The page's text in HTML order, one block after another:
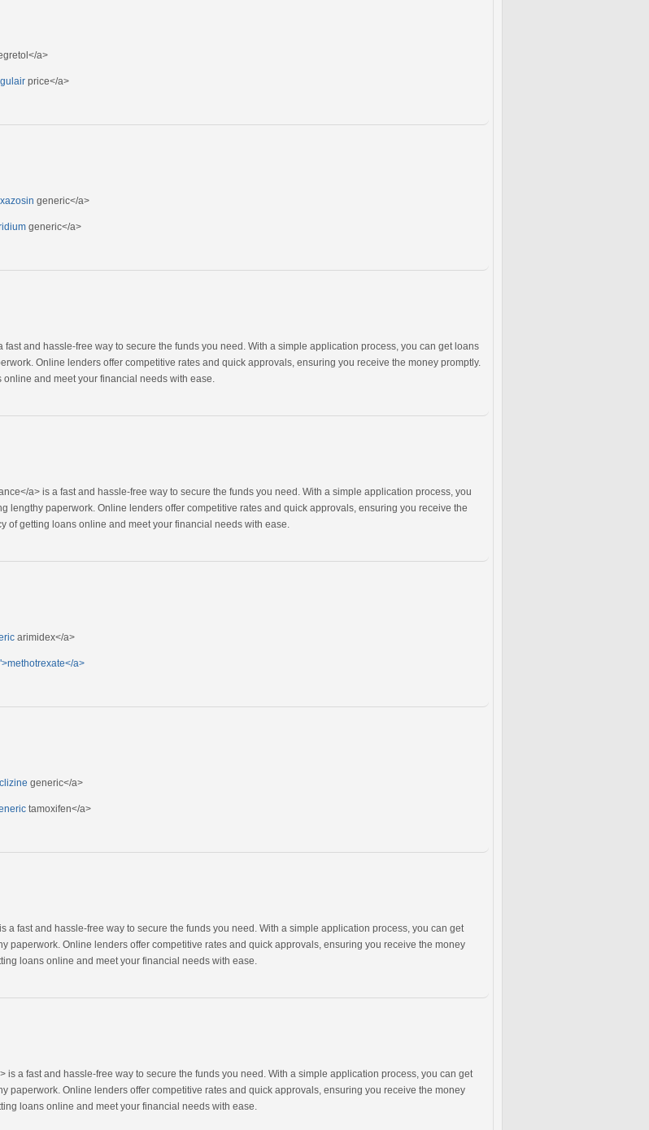
a>
price</a>
generic</a>
generic</a>
fast and hassle-free way to secure the funds you need. With a simple application process, you can get loans
Online lenders offer competitive rates and quick approvals, ensuring you receive the money promptly.
and meet your financial needs with ease.
a> is a fast and hassle-free way to secure the funds you need. With a simple application process, you
lengthy paperwork. Online lenders offer competitive rates and quick approvals, ensuring you receive the
of getting loans online and meet your financial needs with ease.
arimidex</a>
a>
generic</a>
tamoxifen</a>
a fast and hassle-free way to secure the funds you need. With a simple application process, you can get
paperwork. Online lenders offer competitive rates and quick approvals, ensuring you receive the money
loans online and meet your financial needs with ease.
is a fast and hassle-free way to secure the funds you need. With a simple application process, you can get
paperwork. Online lenders offer competitive rates and quick approvals, ensuring you receive the money
loans online and meet your financial needs with ease.